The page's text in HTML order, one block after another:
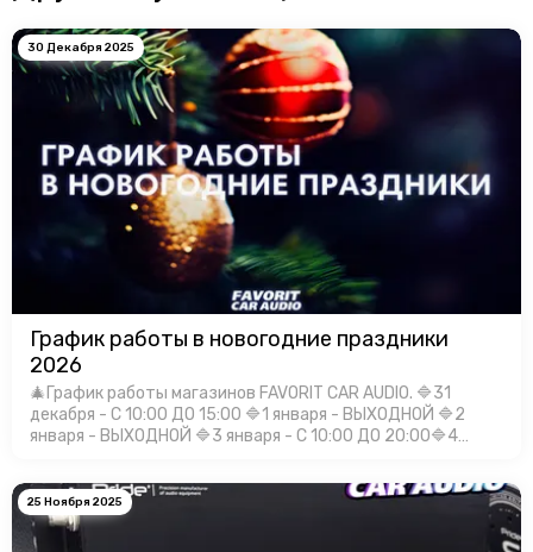
30 Декабря 2025
График работы в новогодние праздники
2026
🎄График работы магазинов FAVORIT CAR AUDIO. 🔷31
декабря - С 10:00 ДО 15:00 🔷1 января - ВЫХОДНОЙ 🔷2
января - ВЫХОДНОЙ 🔷3 января - С 10:00 ДО 20:00🔷4
января - С 10:00 Д…
25 Ноября 2025